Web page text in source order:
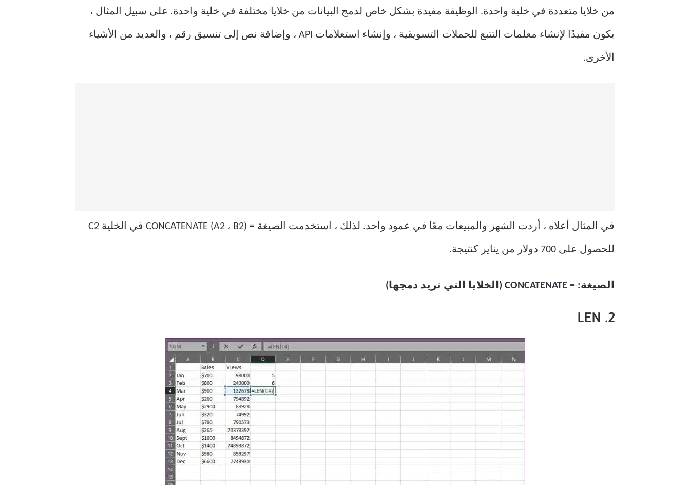
من خلايا متعددة في خلية واحدة. الوظيفة مفيدة بشكل خاص لدمج البيانات من خلايا مختلفة في خلية واحدة. على سبيل المثال ،
يكون مفيدًا لإنشاء معلمات التتبع للحملات التسويقية ، وإنشاء استعلامات API ، وإضافة نص إلى تنسيق رقم ، والعديد من الأشياء
الأخرى.
في المثال أعلاه ، أردت الشهر والمبيعات معًا في عمود واحد. لذلك ، استخدمت الصيغة = CONCATENATE (A2 ، B2) في الخلية C2
للحصول على 700 دولار من يناير كنتيجة.
الصيغة: = CONCATENATE (الخلايا التي تريد دمجها)
2. LEN